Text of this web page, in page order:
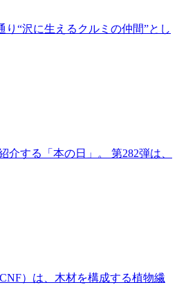
“沢に生えるクルミの仲間”とし
する「本の日」。 第282弾は、
）は、木材を構成する植物繊